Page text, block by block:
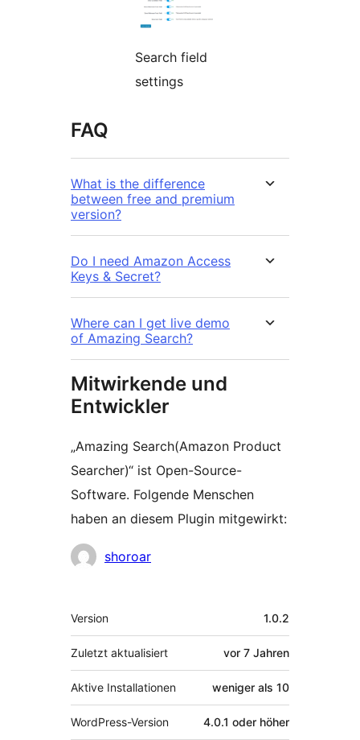
Search field
settings
FAQ
What is the difference
between free and premium
version?
Do I need Amazon Access
Keys & Secret?
Where can I get live demo
of Amazing Search?
Mitwirkende und
Entwickler
„Amazing Search(Amazon Product
Searcher)“ ist Open-Source-
Software. Folgende Menschen
haben an diesem Plugin mitgewirkt:
Mitwirkende
shoroar
Meta
Version 1.0.2
Zuletzt aktualisiert vor 7 Jahren
Aktive Installationen weniger als 10
WordPress-Version 4.0.1 oder höher